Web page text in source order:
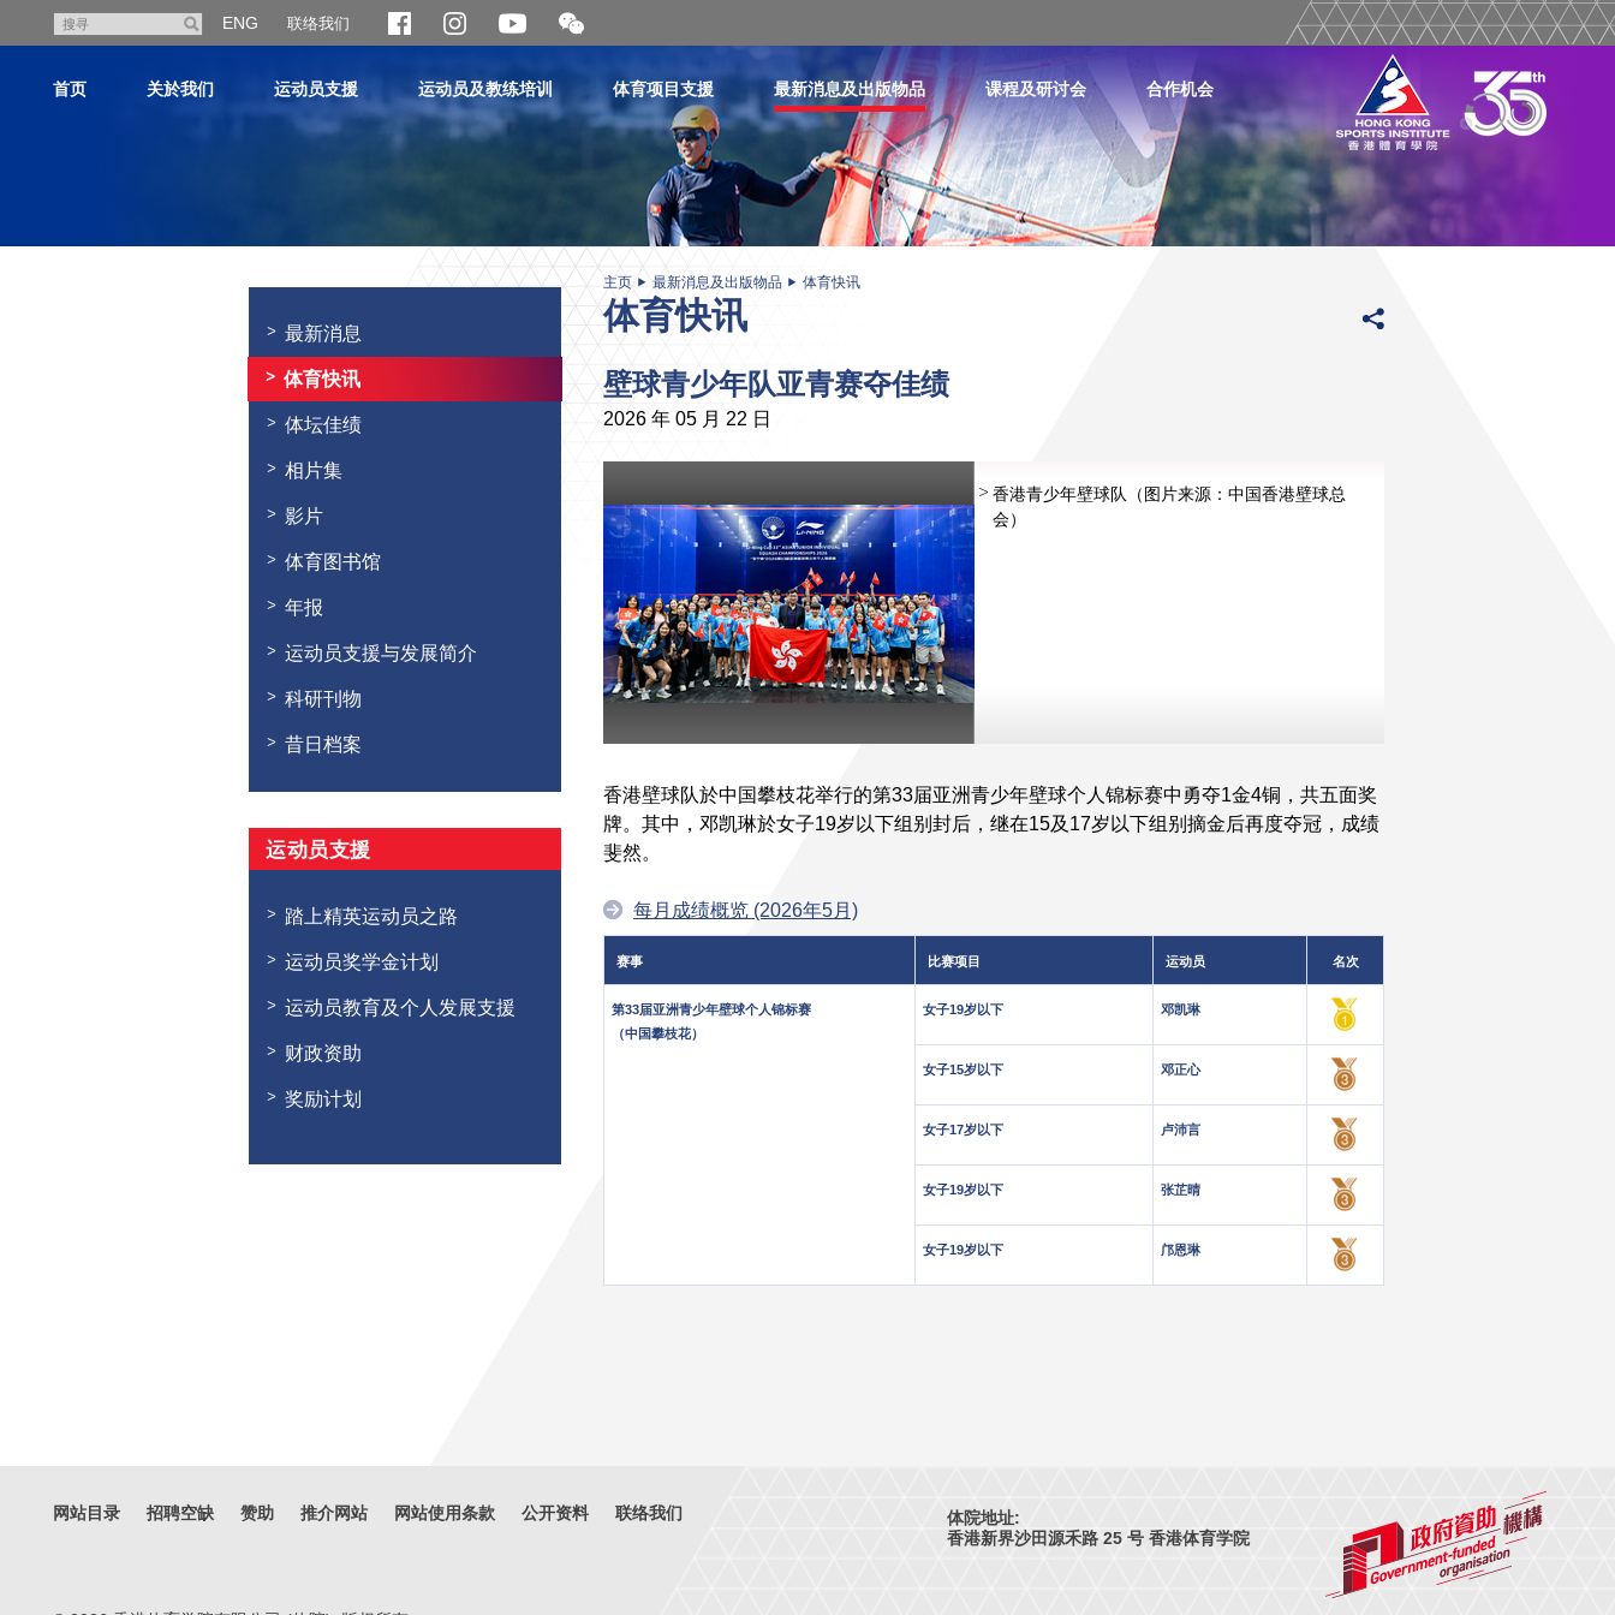
寻
ENG 联络我们
开
合
维
首页 关於我们 运动员支援 运动员及教练培训 体育项目支援 最新消息及出版物品 课程及研讨会 合作机会
最新消息
体育快讯
体坛佳绩
相片集
影片
体育图书馆
年报
运动员支援与发展简介
科研刊物
昔日档案
运动员支援
踏上精英运动员之路
运动员奖学金计划
运动员教育及个人发展支援
财政资助
奖励计划
主页 最新消息及出版物品 体育快讯
体育快讯
壁球青少年队亚青赛夺佳绩
2026 年 05 月 22 日
香港青少年壁球队（图片来源：中国香港壁球总
会）
香港壁球队於中国攀枝花举行的第33届亚洲青少年壁球个人锦标赛中勇夺1金4铜，共五面奖
牌。其中，邓凯琳於女子19岁以下组别封后，继在15及17岁以下组别摘金后再度夺冠，成绩
斐然。
每月成绩概览 (2026年5月)
赛事 比赛项目 运动员 名次
第33届亚洲青少年壁球个人锦标赛
（中国攀枝花）
女子19岁以下 邓凯琳
女子15岁以下 邓正心
女子17岁以下 卢沛言
女子19岁以下 张芷晴
女子19岁以下 邝恩琳
体院地址:
香港新界沙田源禾路 25 号 香港体育学院
网站目录 招聘空缺 赞助 推介网站 网站使用条款 公开资料 联络我们